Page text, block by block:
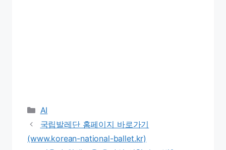
Categories
AI
국립발레단 홈페이지 바로가기
(www.korean-national-ballet.kr)